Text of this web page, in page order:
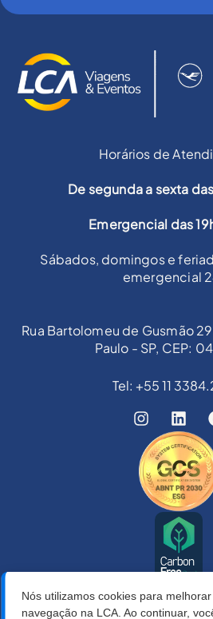
Horários de
De segunda a sexta
Emergencial das
Sábados, domingos e
emergencial
Rua Bartolomeu de Gusmão
Paulo - SP, CEP:
Tel: +55 11
Nós utilizamos cookies para
navegação na LCA. Ao continuar,